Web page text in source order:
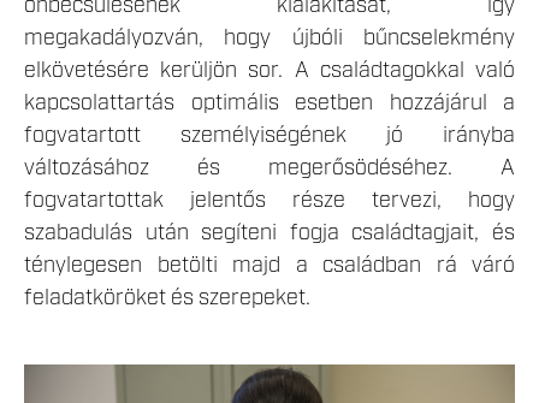
megakadályozván, hogy újbóli bűncselekmény
elkövetésére kerüljön sor. A családtagokkal való
kapcsolattartás optimális esetben hozzájárul a
fogvatartott személyiségének jó irányba
változásához és megerősödéséhez. A
fogvatartottak jelentős része tervezi, hogy
szabadulás után segíteni fogja családtagjait, és
ténylegesen betölti majd a családban rá váró
feladatköröket és szerepeket.
TISZALOK_VESZPREM_HONLAP-101